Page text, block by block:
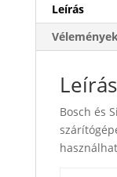
Leírás
Leírás
Bosch és